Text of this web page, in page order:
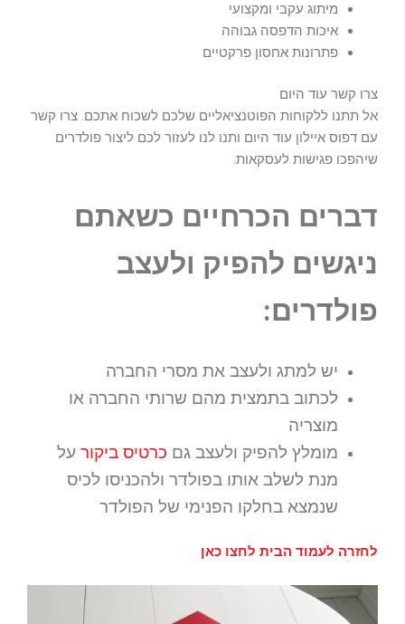
מיתוג עקבי ומקצועי
איכות הדפסה גבוהה
פתרונות אחסון פרקטיים
צרו קשר עוד היום
אל תתנו ללקוחות הפוטנציאליים שלכם לשכוח אתכם. צרו קשר
עם דפוס איילון עוד היום ותנו לנו לעזור לכם ליצור פולדרים
שיהפכו פגישות לעסקאות.
דברים הכרחיים כשאתם
ניגשים להפיק ולעצב
פולדרים:
יש למתג ולעצב את מסרי החברה
לכתוב בתמצית מהם שרותי החברה או
מוצריה
מומלץ להפיק ולעצב גם כרטיס ביקורעל
מנת לשלב אותו בפולדר ולהכניסו לכיס
שנמצא בחלקו הפנימי של הפולדר
לחזרה לעמוד הבית לחצו כאן